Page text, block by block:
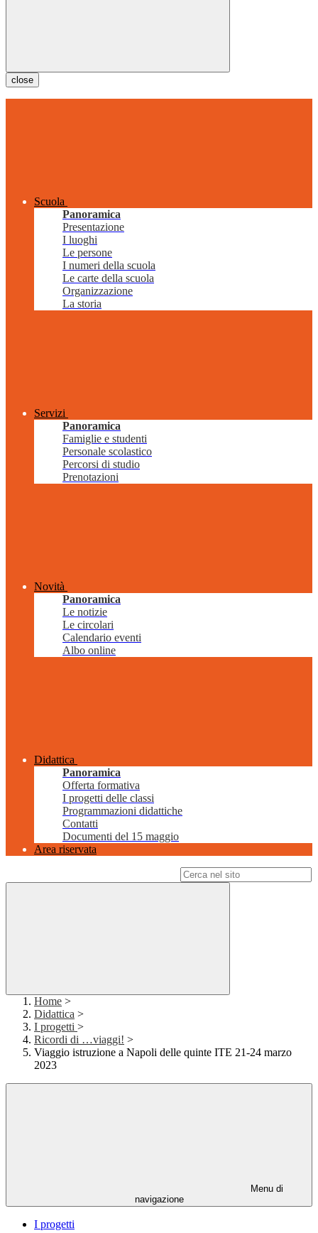
close
Scuola
Panoramica
Presentazione
I luoghi
Le persone
I numeri della scuola
Le carte della scuola
Organizzazione
La storia
Servizi
Panoramica
Famiglie e studenti
Personale scolastico
Percorsi di studio
Prenotazioni
Novità
Panoramica
Le notizie
Le circolari
Calendario eventi
Albo online
Didattica
Panoramica
Offerta formativa
I progetti delle classi
Programmazioni didattiche
Contatti
Documenti del 15 maggio
Area riservata
Home >
Didattica >
I progetti >
Ricordi di …viaggi! >
Viaggio istruzione a Napoli delle quinte ITE 21-24 marzo
2023
Menu di
navigazione
I progetti